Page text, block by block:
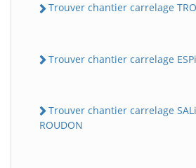
Trouver chantier carrelage
Trouver chantier carrelage
Trouver chantier carrelage
ROUDON